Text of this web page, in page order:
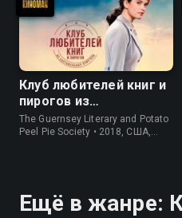
Клуб любителей книг и
пирогов из
картофельных
очистков
The Guernsey Literary and Potato
Peel Pie Society • 2018, США,
Ещё в жанре: